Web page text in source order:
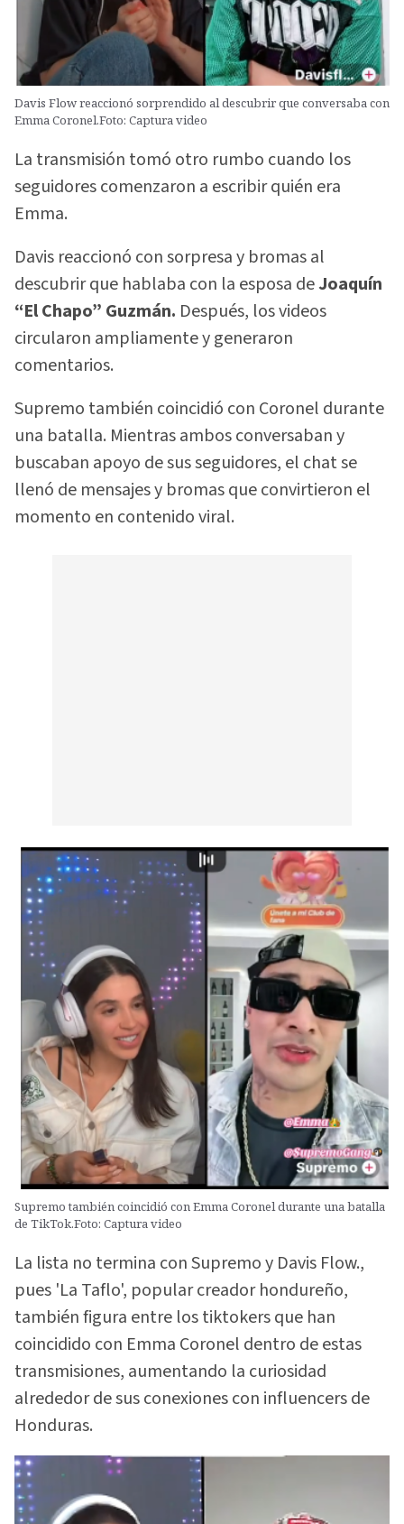
Davis Flow reaccionó sorprendido al descubrir que conversaba con
Emma Coronel.Foto: Captura video
La transmisión tomó otro rumbo cuando los
seguidores comenzaron a escribir quién era
Emma.
Davis reaccionó con sorpresa y bromas al
descubrir que hablaba con la esposa deJoaquín
“El Chapo” Guzmán. Después, los videos
circularon ampliamente y generaron
comentarios.
Supremo también coincidió con Coronel durante
una batalla. Mientras ambos conversaban y
buscaban apoyo de sus seguidores, el chat se
llenó de mensajes y bromas que convirtieron el
momento en contenido viral.
Supremo también coincidió con Emma Coronel durante una batalla
de TikTok.Foto: Captura video
La lista no termina con Supremo y Davis Flow.,
pues 'La Taflo', popular creador hondureño,
también figura entre los tiktokers que han
coincidido con Emma Coronel dentro de estas
transmisiones, aumentando la curiosidad
alrededor de sus conexiones con influencers de
Honduras.